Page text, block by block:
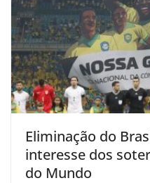
Eliminação do
interesse dos
do Mundo